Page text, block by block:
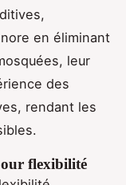
en éliminant
leur
des
rendant les
flexibilité